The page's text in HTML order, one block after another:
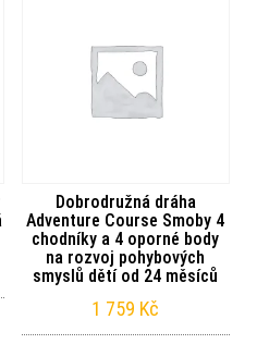
Dobrodružná dráha
Adventure Course Smoby 4
chodníky a 4 oporné body
na rozvoj pohybových
smyslů dětí od 24 měsíců
1 759 Kč